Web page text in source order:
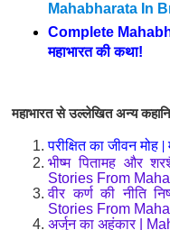
Mahabharata In
Complete
महाभारत की कथा!
महाभारत से उल्लेखित अन्य
परीक्षित का जीवन मोह
भीष्म पितामह और
Stories From
वीर कर्ण की नीति
Stories From
अर्जुन का अहंकार |